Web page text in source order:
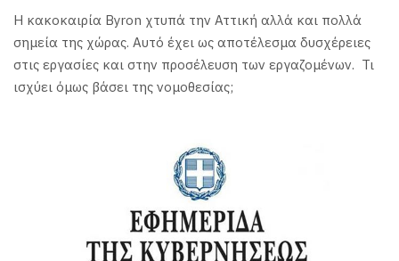
Η κακοκαιρία Byron χτυπά την Αττική αλλά και πολλά
σημεία της χώρας. Αυτό έχει ως αποτέλεσμα δυσχέρειες
στις εργασίες και στην προσέλευση των εργαζομένων. Τι
ισχύει όμως βάσει της νομοθεσίας;